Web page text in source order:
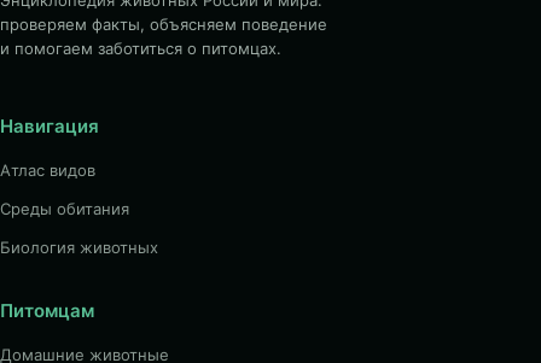
проверяем факты, объясняем поведение
и помогаем заботиться о питомцах.
Навигация
Атлас видов
Среды обитания
Биология животных
Питомцам
Домашние животные